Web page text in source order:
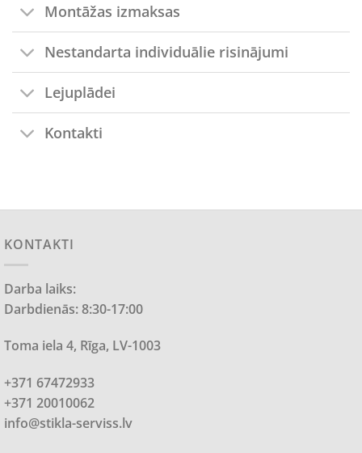
Montāžas izmaksas
Nestandarta individuālie risinājumi
Lejuplādei
Kontakti
KONTAKTI
Darba laiks:
Darbdienās: 8:30-17:00
Toma iela 4, Rīga, LV-1003
+371 67472933
+371 20010062
info@stikla-serviss.lv